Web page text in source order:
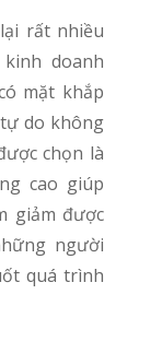
doanh
mặt khắp
do không
chọn là
cao giúp
giảm được
người
quá trình